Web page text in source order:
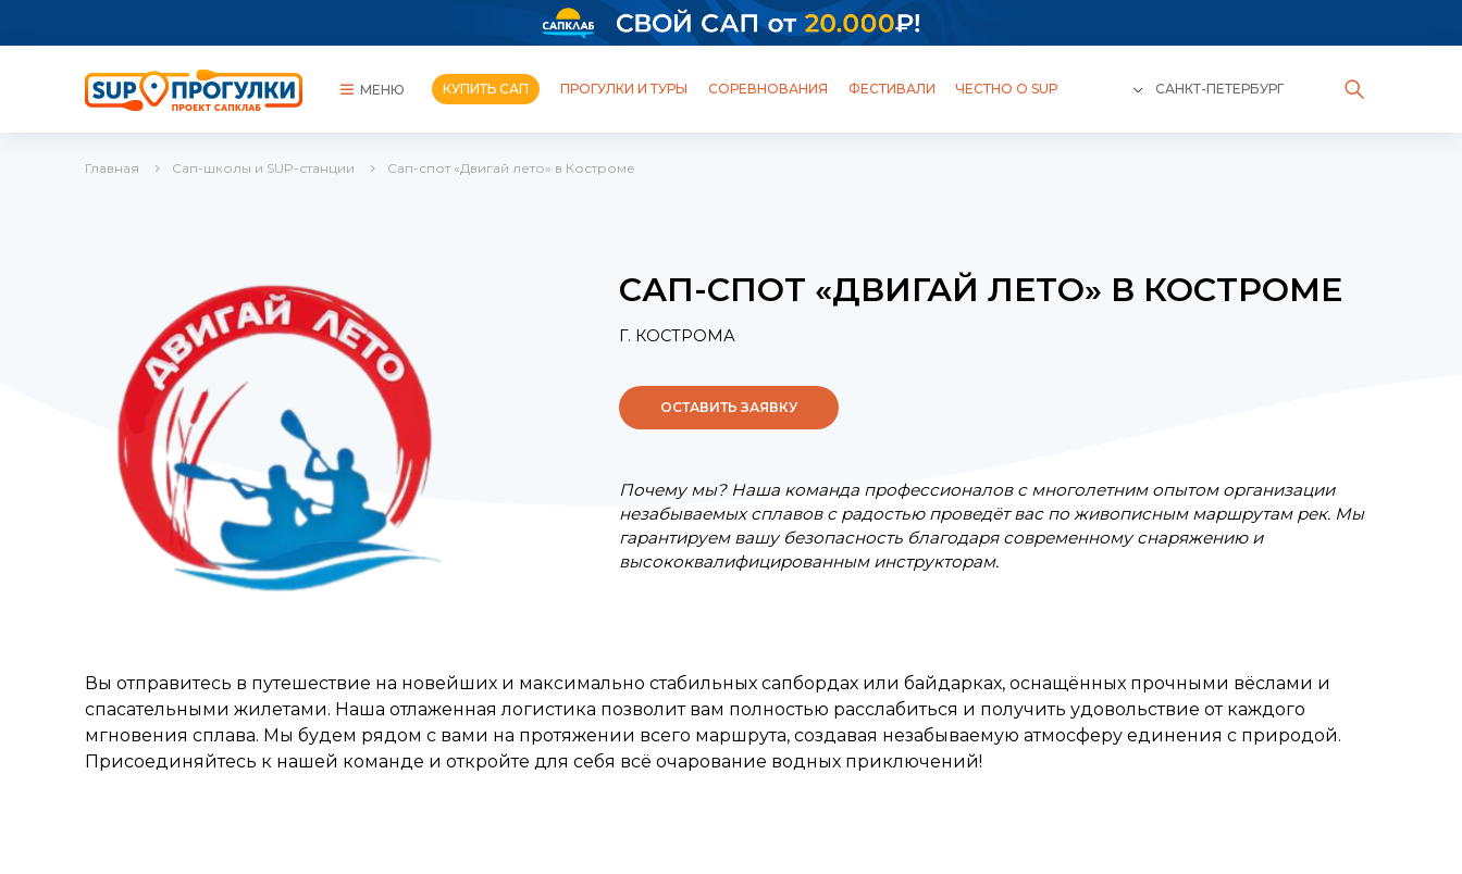
МЕНЮ
КУПИТЬ САП
КУПИТЬ САП ПРОГУЛКИ И ТУРЫ СОРЕВНОВАНИЯ ФЕСТИВАЛИ ЧЕСТНО О SUP САНКТ-ПЕТЕРБУРГ
Главная Сап-школы и SUP-станции Сап-спот «Двигай лето» в Костроме
САП-СПОТ «ДВИГАЙ ЛЕТО» В КОСТРОМЕ
Г. КОСТРОМА
ОСТАВИТЬ ЗАЯВКУ
Почему мы? Наша команда профессионалов с многолетним опытом организации
незабываемых сплавов с радостью проведёт вас по живописным маршрутам рек. Мы
гарантируем вашу безопасность благодаря современному снаряжению и
высококвалифицированным инструкторам.
Вы отправитесь в путешествие на новейших и максимально стабильных сапбордах или байдарках, оснащённых прочными вёслами и
спасательными жилетами. Наша отлаженная логистика позволит вам полностью расслабиться и получить удовольствие от каждого
мгновения сплава. Мы будем рядом с вами на протяжении всего маршрута, создавая незабываемую атмосферу единения с природой.
Присоединяйтесь к нашей команде и откройте для себя всё очарование водных приключений!